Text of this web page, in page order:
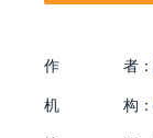
作 者：
机
构：